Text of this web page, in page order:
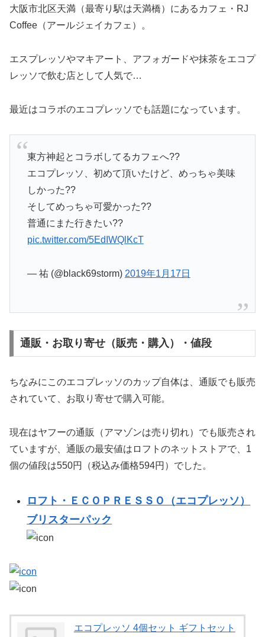
大阪市北区天満（最寄り駅は天満橋）にあるカフェ・RJ
Coffee（アールジェイカフェ）。
エスプレッソやマキアート、アフォガードや抹茶をエコプ
レッソで飲む店として人気で…
最近はコラボのエコプレッソでも話題になっています。
東方神起とコラボしてるカフェへ??
エコプレッソ、初めて頂いたけど、めっちゃ美味
しかった??
そしてめっちゃ可愛かった??
普通にまた行きたい??
pic.twitter.com/5EdIWQlKcT
— 祐 (@black69storm) 2019年1月17日
通販・お取り寄せ（販売・購入）・値段
ちなみにこのエコプレッソのカップ自体は、通販でも販売
されていて、お取り寄せで購入可能。
現在はヤフーの通販（アマゾンは売り切れ）でも販売され
ていますが、通販の最安値はロフトのネットストアで、1
個の値段は550円（税込み価格594円）でした。
ロフト・ＥＣＯＰＲＥＳＳＯ（エコプレッソ）
ブリスターパック
エコプレッソ 4個セット ギフトセット